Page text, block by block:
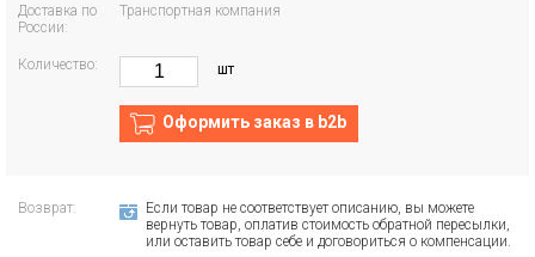
Доставка по
России:
Транспортная компания
Количество: шт
Оформить заказ в b2b
Возврат:
Если товар не соответствует описанию, вы можете
вернуть товар, оплатив стоимость обратной пересылки,
или оставить товар себе и договориться о компенсации.